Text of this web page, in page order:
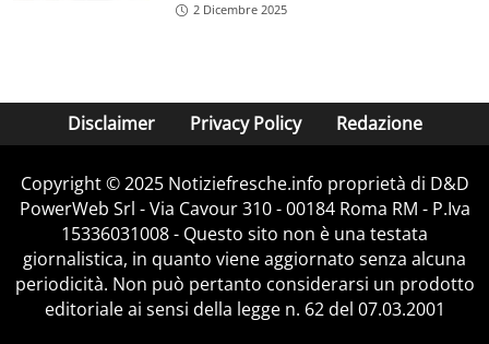
2 Dicembre 2025
Disclaimer Privacy Policy Redazione
Copyright © 2025 Notiziefresche.info proprietà di D&D
PowerWeb Srl - Via Cavour 310 - 00184 Roma RM - P.Iva
15336031008 - Questo sito non è una testata
giornalistica, in quanto viene aggiornato senza alcuna
periodicità. Non può pertanto considerarsi un prodotto
editoriale ai sensi della legge n. 62 del 07.03.2001